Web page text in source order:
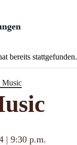
bereits stattgefunden.
| 9:30 p.m.